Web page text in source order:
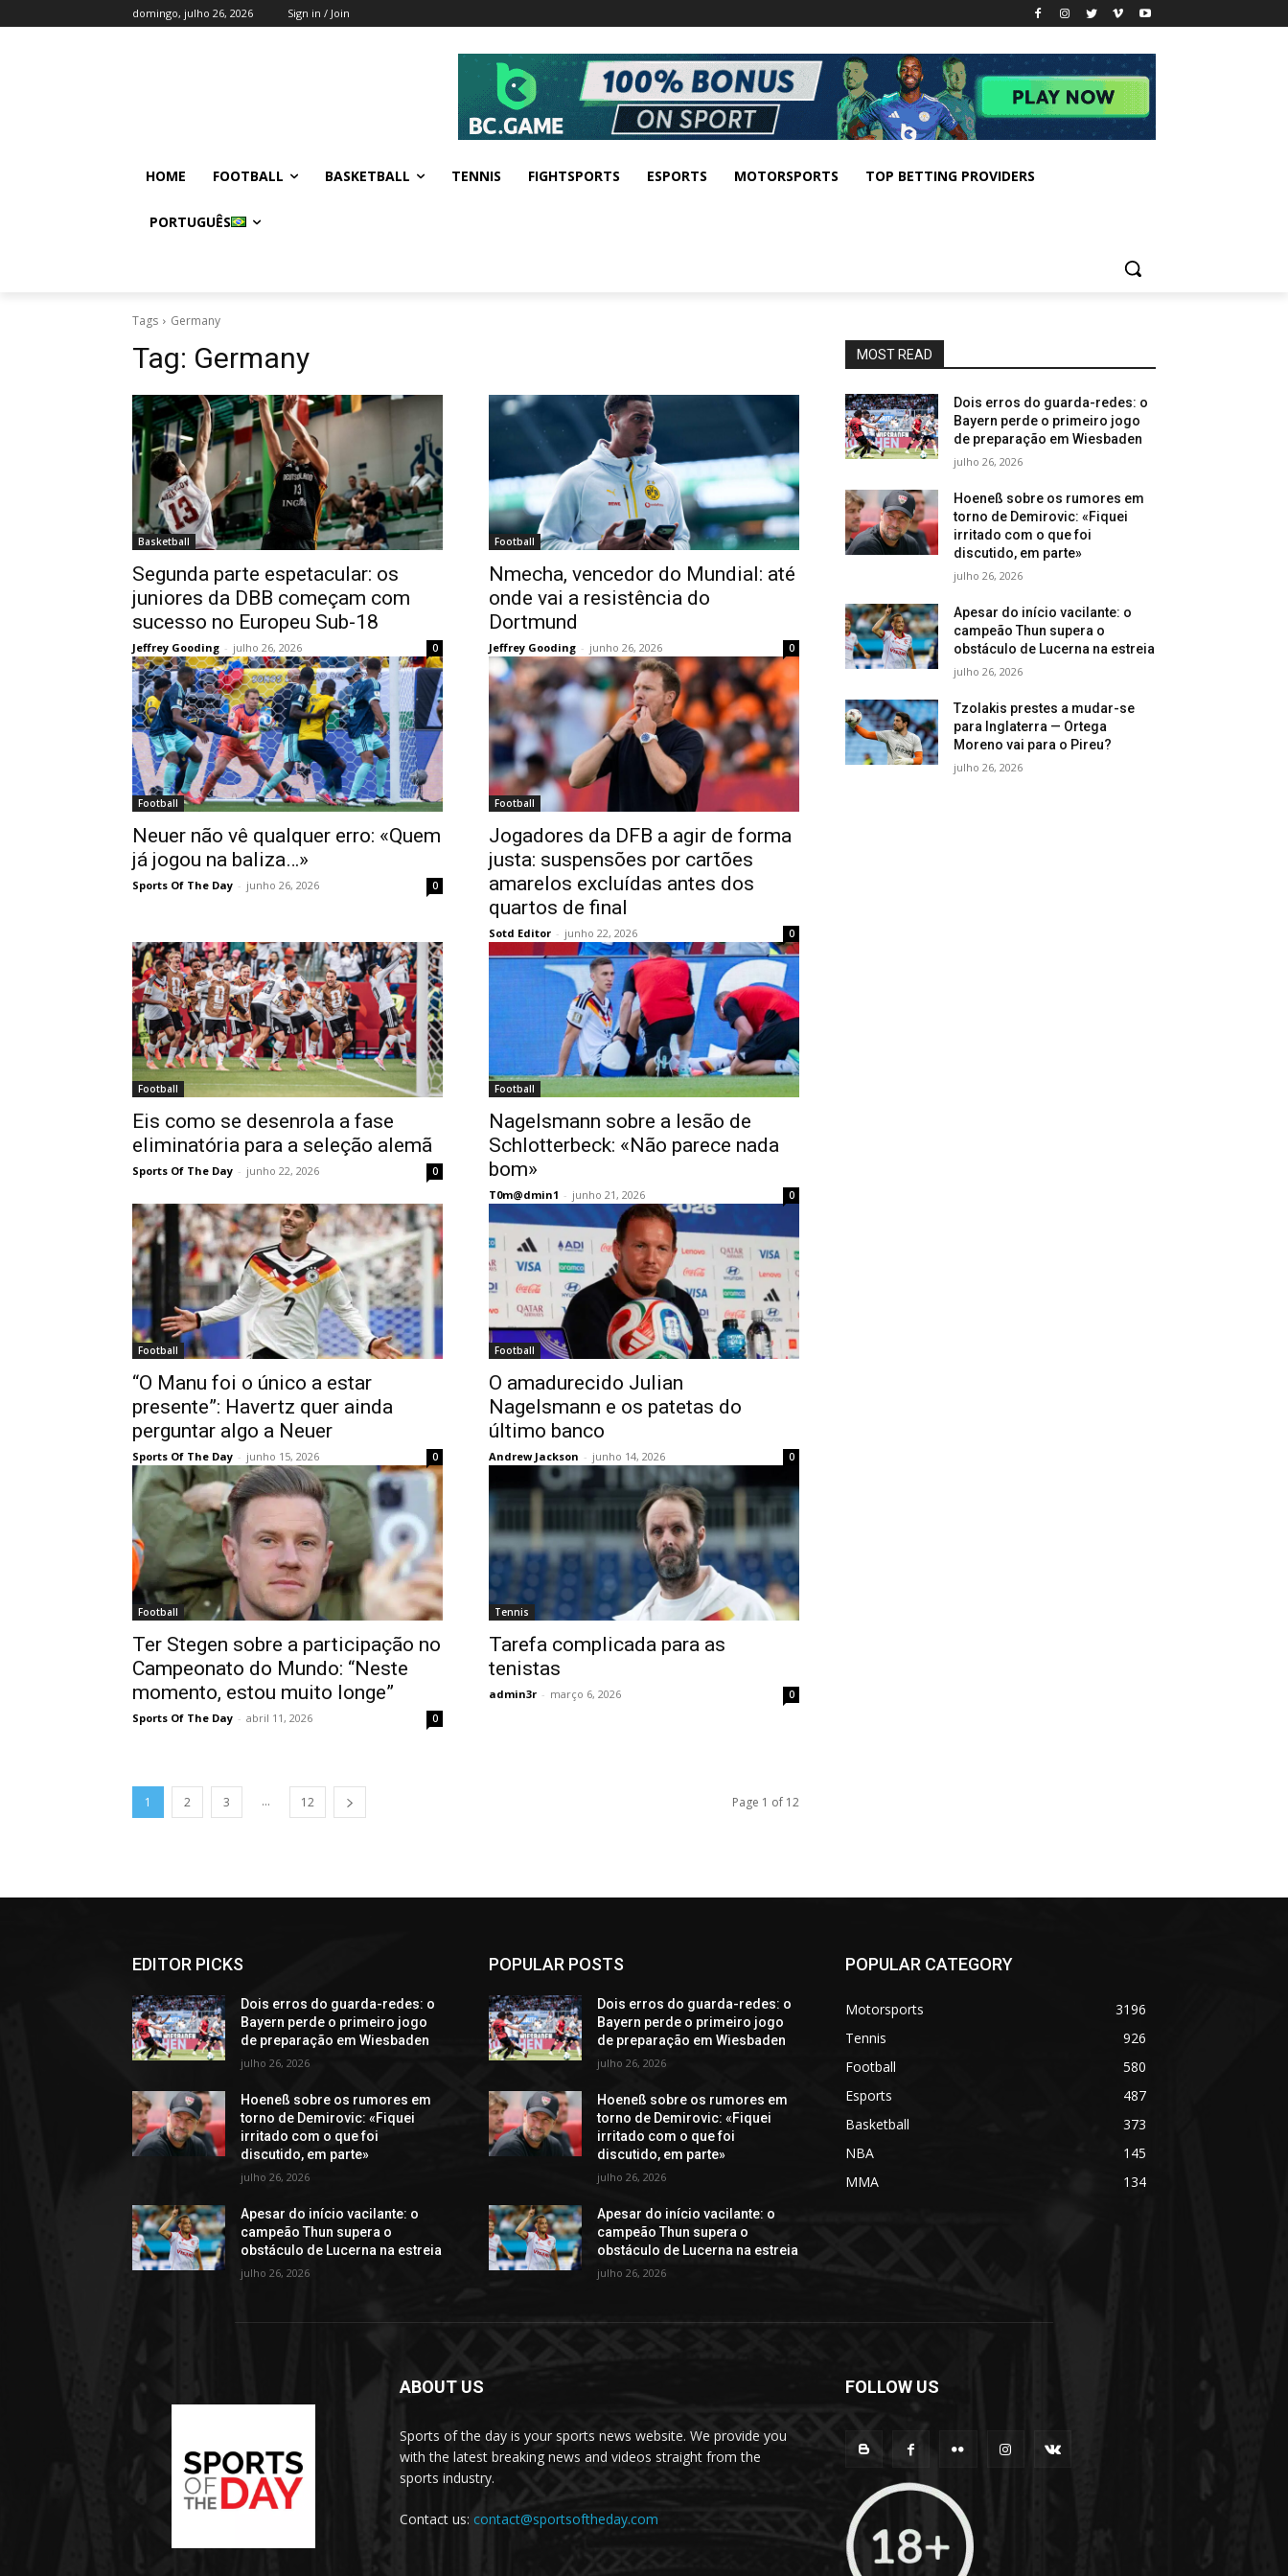
domingo, julho 26, 2026 Sign in / Join
HOME FOOTBALL BASKETBALL TENNIS FIGHTSPORTS ESPORTS MOTORSPORTS TOP BETTING PROVIDERS
PORTUGUÊS
Tags Germany
Tag: Germany
Basketball
Segunda parte espetacular: os
juniores da DBB começam com
sucesso no Europeu Sub-18
Jeffrey Gooding - julho 26, 2026 0
Football
Nmecha, vencedor do Mundial: até
onde vai a resistência do
Dortmund
Jeffrey Gooding - junho 26, 2026 0
Football
Neuer não vê qualquer erro: «Quem
já jogou na baliza…»
Sports Of The Day - junho 26, 2026 0
Football
Jogadores da DFB a agir de forma
justa: suspensões por cartões
amarelos excluídas antes dos
quartos de final
Sotd Editor - junho 22, 2026 0
Football
Eis como se desenrola a fase
eliminatória para a seleção alemã
Sports Of The Day - junho 22, 2026 0
Football
Nagelsmann sobre a lesão de
Schlotterbeck: «Não parece nada
bom»
T0m@dmin1 - junho 21, 2026 0
Football
“O Manu foi o único a estar
presente”: Havertz quer ainda
perguntar algo a Neuer
Sports Of The Day - junho 15, 2026 0
Football
O amadurecido Julian
Nagelsmann e os patetas do
último banco
Andrew Jackson - junho 14, 2026 0
Football
Ter Stegen sobre a participação no
Campeonato do Mundo: “Neste
momento, estou muito longe”
Sports Of The Day - abril 11, 2026 0
Tennis
Tarefa complicada para as
tenistas
admin3r - março 6, 2026 0
1 2 3 ... 12 Page 1 of 12
MOST READ
Dois erros do guarda-redes: o
Bayern perde o primeiro jogo
de preparação em Wiesbaden
julho 26, 2026
Hoeneß sobre os rumores em
torno de Demirovic: «Fiquei
irritado com o que foi
discutido, em parte»
julho 26, 2026
Apesar do início vacilante: o
campeão Thun supera o
obstáculo de Lucerna na estreia
julho 26, 2026
Tzolakis prestes a mudar-se
para Inglaterra — Ortega
Moreno vai para o Pireu?
julho 26, 2026
EDITOR PICKS
Dois erros do guarda-redes: o
Bayern perde o primeiro jogo
de preparação em Wiesbaden
julho 26, 2026
Hoeneß sobre os rumores em
torno de Demirovic: «Fiquei
irritado com o que foi
discutido, em parte»
julho 26, 2026
Apesar do início vacilante: o
campeão Thun supera o
obstáculo de Lucerna na estreia
julho 26, 2026
POPULAR POSTS
Dois erros do guarda-redes: o
Bayern perde o primeiro jogo
de preparação em Wiesbaden
julho 26, 2026
Hoeneß sobre os rumores em
torno de Demirovic: «Fiquei
irritado com o que foi
discutido, em parte»
julho 26, 2026
Apesar do início vacilante: o
campeão Thun supera o
obstáculo de Lucerna na estreia
julho 26, 2026
POPULAR CATEGORY
Motorsports
3196
Tennis
926
Football
580
Esports
487
Basketball
373
NBA
145
MMA
134
ABOUT US
Sports of the day is your sports news website. We provide you
with the latest breaking news and videos straight from the
sports industry.
Contact us: contact@sportsoftheday.com
FOLLOW US